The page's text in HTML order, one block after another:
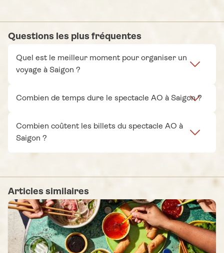
Questions les plus fréquentes
Quel est le meilleur moment pour organiser un
voyage à Saigon ?
Combien de temps dure le spectacle AO à Saigon ?
Combien coûtent les billets du spectacle AO à
Saigon ?
Articles similaires